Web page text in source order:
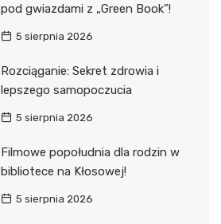
pod gwiazdami z „Green Book”!
5 sierpnia 2026
Rozciąganie: Sekret zdrowia i
lepszego samopoczucia
5 sierpnia 2026
Filmowe popołudnia dla rodzin w
bibliotece na Kłosowej!
5 sierpnia 2026